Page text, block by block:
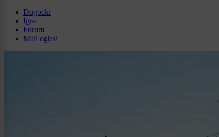
Dogodki
Igre
Forum
Mali oglasi